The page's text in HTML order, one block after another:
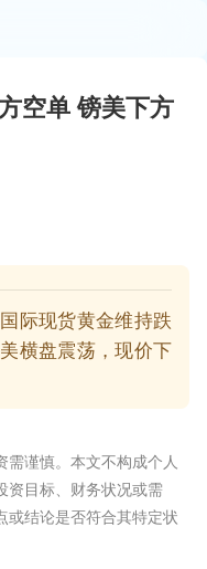
空单 镑美下方
际现货黄金维持跌
横盘震荡，现价下
需谨慎。本文不构成个人
资目标、财务状况或需
或结论是否符合其特定状